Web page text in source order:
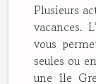
Plusieurs
vacances.
vous
seules ou
une île